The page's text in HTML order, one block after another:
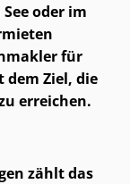
oder im
für
dem Ziel, die
erreichen.
zählt das